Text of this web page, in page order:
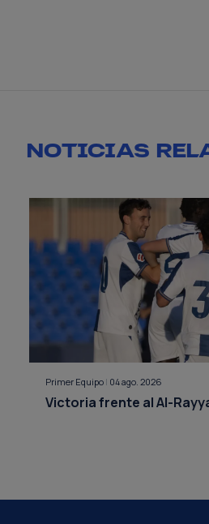
NOTICIAS
Primer Equipo | 04 ago. 2026
Victoria frente al Al-